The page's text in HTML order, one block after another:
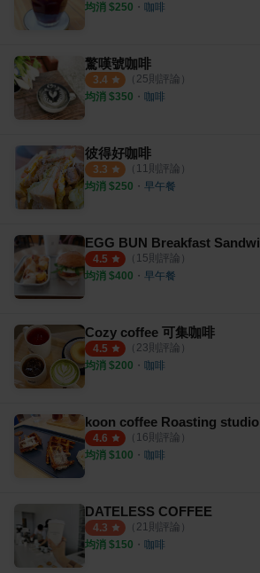
均消 $250 ・ 咖啡
驚嘆號咖啡
3.4 （ 25則評論）
均消 $350 ・ 咖啡
彼得好咖啡
3.3 （ 11則評論）
均消 $250 ・ 早午餐
4.5 （ 15則評論）
均消 $400 ・ 早午餐
Cozy coffee 可集咖啡
4.5 （ 23則評論）
均消 $200 ・ 咖啡
koon coffee Roasting studio
4.6 （ 16則評論）
均消 $100 ・ 咖啡
DATELESS COFFEE
4.3 （ 21則評論）
均消 $150 ・ 咖啡